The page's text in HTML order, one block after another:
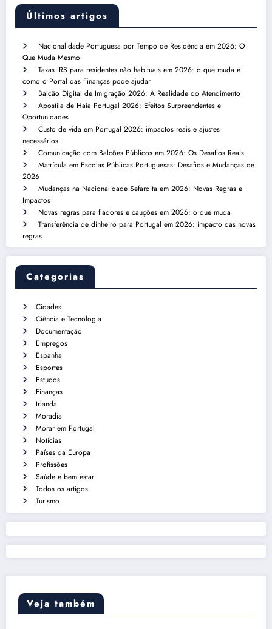
Últimos artigos
Nacionalidade Portuguesa por Tempo de Residência em 2026: O
Que Muda Mesmo
Taxas IRS para residentes não habituais em 2026: o que muda e
como o Portal das Finanças pode ajudar
Balcão Digital de Imigração 2026: A Realidade do Atendimento
Apostila de Haia Portugal 2026: Efeitos Surpreendentes e
Oportunidades
Custo de vida em Portugal 2026: impactos reais e ajustes
necessários
Comunicação com Balcões Públicos em 2026: Os Desafios Reais
Matrícula em Escolas Públicas Portuguesas: Desafios e Mudanças de
2026
Mudanças na Nacionalidade Sefardita em 2026: Novas Regras e
Impactos
Novas regras para fiadores e cauções em 2026: o que muda
Transferência de dinheiro para Portugal em 2026: impacto das novas
regras
Categorias
Cidades
Ciência e Tecnologia
Documentação
Empregos
Espanha
Esportes
Estudos
Finanças
Irlanda
Moradia
Morar em Portugal
Notícias
Países da Europa
Profissões
Saúde e bem estar
Todos os artigos
Turismo
Veja também